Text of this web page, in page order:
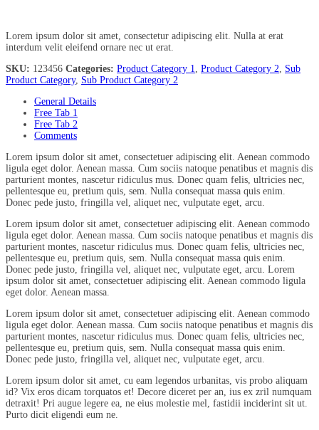
Lorem ipsum dolor sit amet, consectetur adipiscing elit. Nulla at erat
interdum velit eleifend ornare nec ut erat.
SKU: 123456 Categories: Product Category 1, Product Category 2, Sub
Product Category, Sub Product Category 2
General Details
Free Tab 1
Free Tab 2
Comments
Lorem ipsum dolor sit amet, consectetuer adipiscing elit. Aenean commodo
ligula eget dolor. Aenean massa. Cum sociis natoque penatibus et magnis dis
parturient montes, nascetur ridiculus mus. Donec quam felis, ultricies nec,
pellentesque eu, pretium quis, sem. Nulla consequat massa quis enim.
Donec pede justo, fringilla vel, aliquet nec, vulputate eget, arcu.
Lorem ipsum dolor sit amet, consectetuer adipiscing elit. Aenean commodo
ligula eget dolor. Aenean massa. Cum sociis natoque penatibus et magnis dis
parturient montes, nascetur ridiculus mus. Donec quam felis, ultricies nec,
pellentesque eu, pretium quis, sem. Nulla consequat massa quis enim.
Donec pede justo, fringilla vel, aliquet nec, vulputate eget, arcu. Lorem
ipsum dolor sit amet, consectetuer adipiscing elit. Aenean commodo ligula
eget dolor. Aenean massa.
Lorem ipsum dolor sit amet, consectetuer adipiscing elit. Aenean commodo
ligula eget dolor. Aenean massa. Cum sociis natoque penatibus et magnis dis
parturient montes, nascetur ridiculus mus. Donec quam felis, ultricies nec,
pellentesque eu, pretium quis, sem. Nulla consequat massa quis enim.
Donec pede justo, fringilla vel, aliquet nec, vulputate eget, arcu.
Lorem ipsum dolor sit amet, cu eam legendos urbanitas, vis probo aliquam
id? Vix eros dicam torquatos et! Decore diceret per an, ius ex zril numquam
detraxit! Pri augue legere ea, ne eius molestie mel, fastidii inciderint sit ut.
Purto dicit eligendi eum ne.